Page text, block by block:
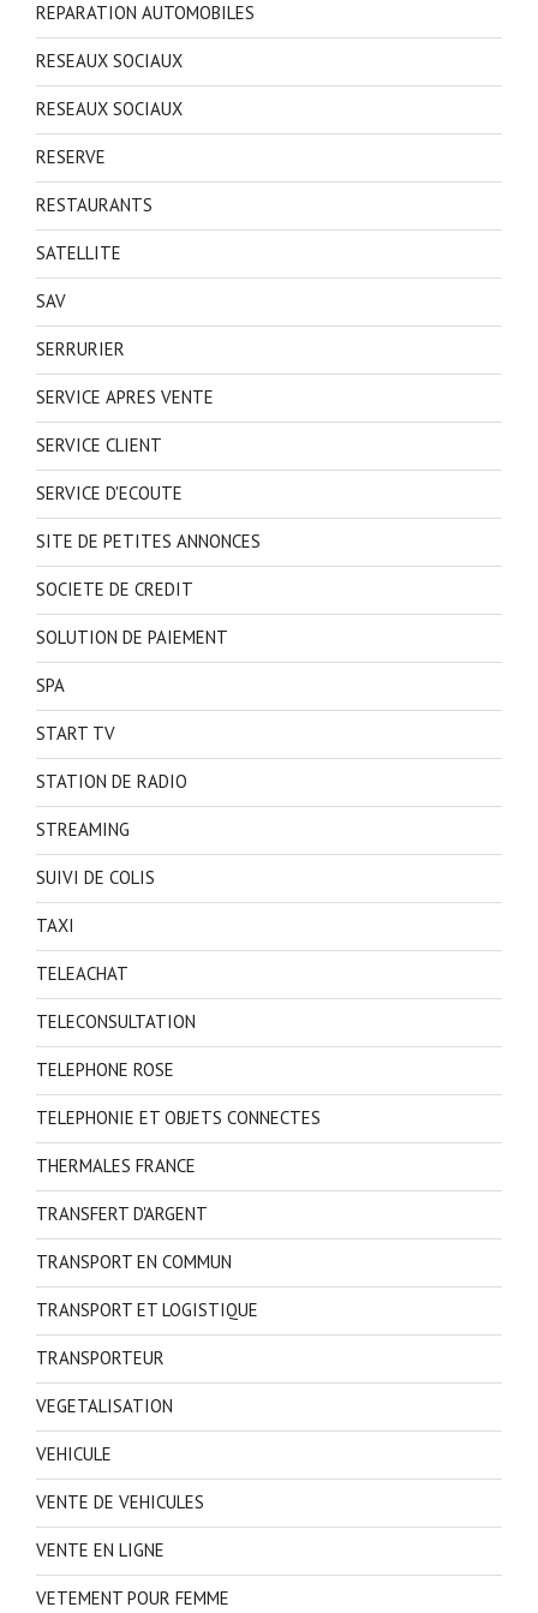
REPARATION AUTOMOBILES
RESEAUX SOCIAUX
RESEAUX SOCIAUX
RESERVE
RESTAURANTS
SATELLITE
SAV
SERRURIER
SERVICE APRES VENTE
SERVICE CLIENT
SERVICE D'ECOUTE
SITE DE PETITES ANNONCES
SOCIETE DE CREDIT
SOLUTION DE PAIEMENT
SPA
START TV
STATION DE RADIO
STREAMING
SUIVI DE COLIS
TAXI
TELEACHAT
TELECONSULTATION
TELEPHONE ROSE
TELEPHONIE ET OBJETS CONNECTES
THERMALES FRANCE
TRANSFERT D'ARGENT
TRANSPORT EN COMMUN
TRANSPORT ET LOGISTIQUE
TRANSPORTEUR
VEGETALISATION
VEHICULE
VENTE DE VEHICULES
VENTE EN LIGNE
VETEMENT POUR FEMME